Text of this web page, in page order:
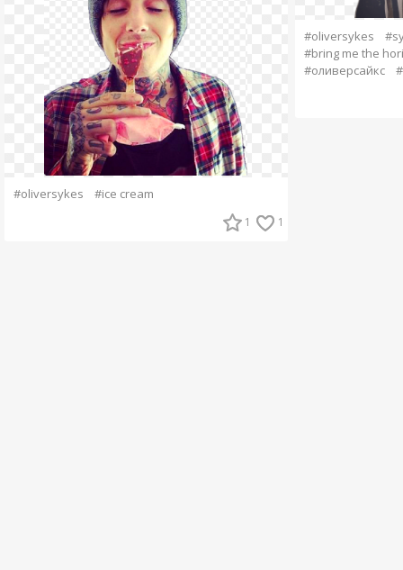
#oliversykes #ice cream
1 1
#oliversykes
#bring me the
#оливерсайкс